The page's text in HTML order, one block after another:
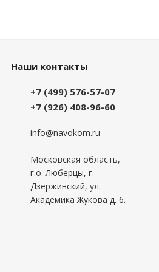
Наши контакты
+7 (499) 576-57-07
+7 (926) 408-96-60
info@navokom.ru
Московская область,
г.о. Люберцы, г.
Дзержинский, ул.
Академика Жукова д. 6.